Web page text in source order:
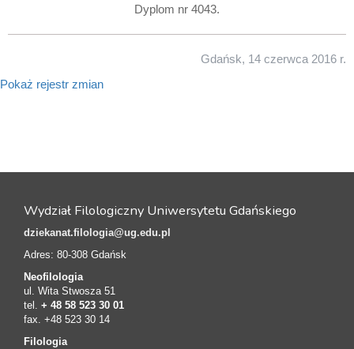
Dyplom nr 4043.
Gdańsk, 14 czerwca 2016 r.
Pokaż rejestr zmian
Wydział Filologiczny Uniwersytetu Gdańskiego
dziekanat.filologia@ug.edu.pl
Adres: 80-308 Gdańsk
Neofilologia
ul. Wita Stwosza 51
tel. + 48 58 523 30 01
fax. +48 523 30 14
Filologia